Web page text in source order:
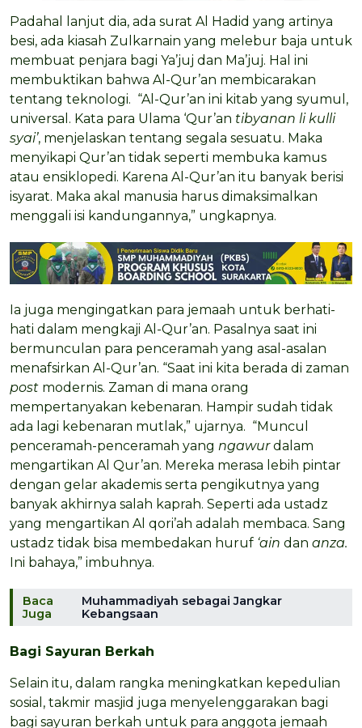
Padahal lanjut dia, ada surat Al Hadid yang artinya
besi, ada kiasah Zulkarnain yang melebur baja untuk
membuat penjara bagi Ya’juj dan Ma’juj. Hal ini
membuktikan bahwa Al-Qur’an membicarakan
tentang teknologi. “Al-Qur’an ini kitab yang syumul,
universal. Kata para Ulama ‘Qur’an tibyanan li kulli
syai’, menjelaskan tentang segala sesuatu. Maka
menyikapi Qur’an tidak seperti membuka kamus
atau ensiklopedi. Karena Al-Qur’an itu banyak berisi
isyarat. Maka akal manusia harus dimaksimalkan
menggali isi kandungannya,” ungkapnya.
Ia juga mengingatkan para jemaah untuk berhati-
hati dalam mengkaji Al-Qur’an. Pasalnya saat ini
bermunculan para penceramah yang asal-asalan
menafsirkan Al-Qur’an. “Saat ini kita berada di zaman
post modernis. Zaman di mana orang
mempertanyakan kebenaran. Hampir sudah tidak
ada lagi kebenaran mutlak,” ujarnya. “Muncul
penceramah-penceramah yang ngawurdalam
mengartikan Al Qur’an. Mereka merasa lebih pintar
dengan gelar akademis serta pengikutnya yang
banyak akhirnya salah kaprah. Seperti ada ustadz
yang mengartikan Al qori’ah adalah membaca. Sang
ustadz tidak bisa membedakan huruf ‘ain dan anza.
Ini bahaya,” imbuhnya.
Baca
Juga
Muhammadiyah sebagai Jangkar
Kebangsaan
Bagi Sayuran Berkah
Selain itu, dalam rangka meningkatkan kepedulian
sosial, takmir masjid juga menyelenggarakan bagi
bagi sayuran berkah untuk para anggota jemaah